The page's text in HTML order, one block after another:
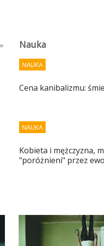
Nauka
NAUKA
Cena kanibalizmu:
NAUKA
Kobieta i mężczyzna,
"poróżnieni" przez